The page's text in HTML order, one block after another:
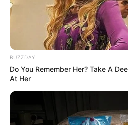
Εφημερίδες και ΜΜΕ που
της ταινίας...
BUZZDAY
Do You Remember Her? Take A
At Her